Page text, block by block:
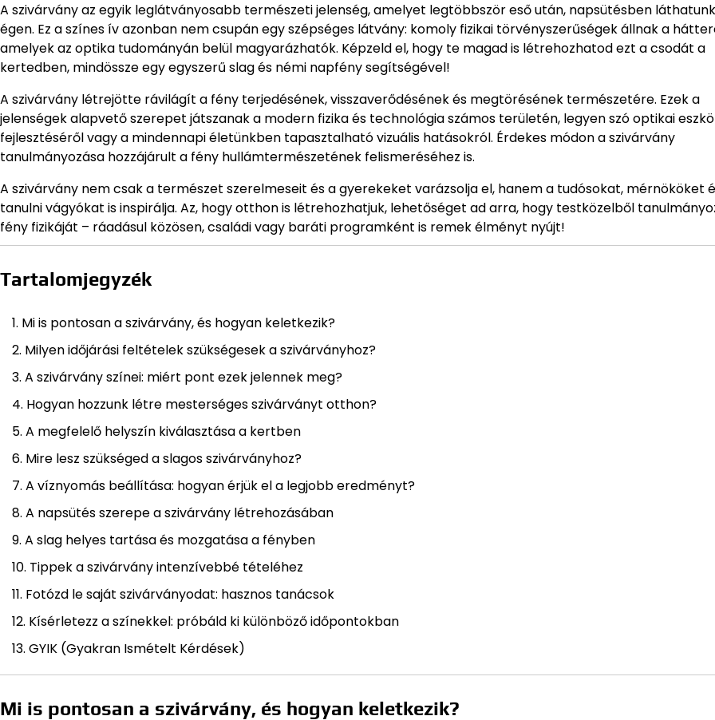
A szivárvány az egyik leglátványosabb természeti jelenség, amelyet legtöbbször eső után, napsütésben
égen. Ez a színes ív azonban nem csupán egy szépséges látvány: komoly fizikai törvényszerűségek állnak a
amelyek az optika tudományán belül magyarázhatók. Képzeld el, hogy te magad is létrehozhatod ezt a csodát a
kertedben, mindössze egy egyszerű slag és némi napfény segítségével!
A szivárvány létrejötte rávilágít a fény terjedésének, visszaverődésének és megtörésének természetére. Ezek a
jelenségek alapvető szerepet játszanak a modern fizika és technológia számos területén, legyen szó optikai
fejlesztéséről vagy a mindennapi életünkben tapasztalható vizuális hatásokról. Érdekes módon a szivárvány
tanulmányozása hozzájárult a fény hullámtermészetének felismeréséhez is.
A szivárvány nem csak a természet szerelmeseit és a gyerekeket varázsolja el, hanem a tudósokat, mérnököket
tanulni vágyókat is inspirálja. Az, hogy otthon is létrehozhatjuk, lehetőséget ad arra, hogy testközelből
fény fizikáját – ráadásul közösen, családi vagy baráti programként is remek élményt nyújt!
Tartalomjegyzék
Mi is pontosan a szivárvány, és hogyan keletkezik?
Milyen időjárási feltételek szükségesek a szivárványhoz?
A szivárvány színei: miért pont ezek jelennek meg?
Hogyan hozzunk létre mesterséges szivárványt otthon?
A megfelelő helyszín kiválasztása a kertben
Mire lesz szükséged a slagos szivárványhoz?
A víznyomás beállítása: hogyan érjük el a legjobb eredményt?
A napsütés szerepe a szivárvány létrehozásában
A slag helyes tartása és mozgatása a fényben
Tippek a szivárvány intenzívebbé tételéhez
Fotózd le saját szivárványodat: hasznos tanácsok
Kísérletezz a színekkel: próbáld ki különböző időpontokban
GYIK (Gyakran Ismételt Kérdések)
Mi is pontosan a szivárvány, és hogyan keletkezik?